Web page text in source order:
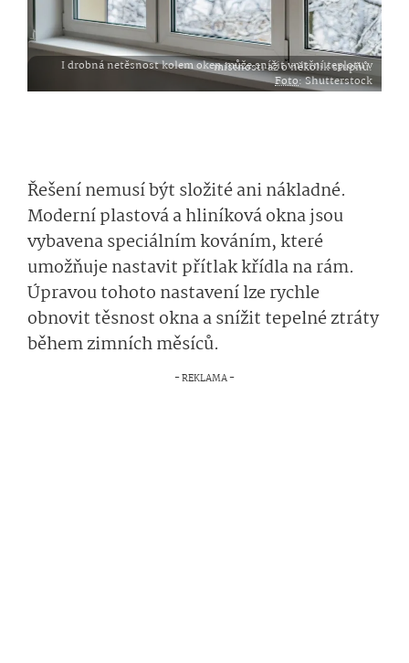
I drobná netěsnost kolem oken může snížit vnitřní teplotu v místnosti až o několik stupňů.
Foto: Shutterstock
Řešení nemusí být složité ani nákladné.
Moderní plastová a hliníková okna jsou
vybavena speciálním kováním, které
umožňuje nastavit přítlak křídla na rám.
Úpravou tohoto nastavení lze rychle
obnovit těsnost okna a snížit tepelné ztráty
během zimních měsíců.